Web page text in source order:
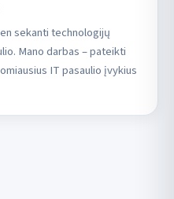
sekanti technologijų
Mano darbas – pateikti
IT pasaulio įvykius